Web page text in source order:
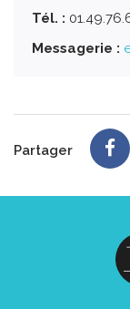
Tél. :
Messagerie :
Partager